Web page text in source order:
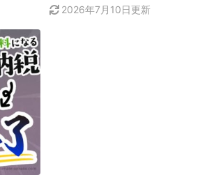
2026年7月10日更新